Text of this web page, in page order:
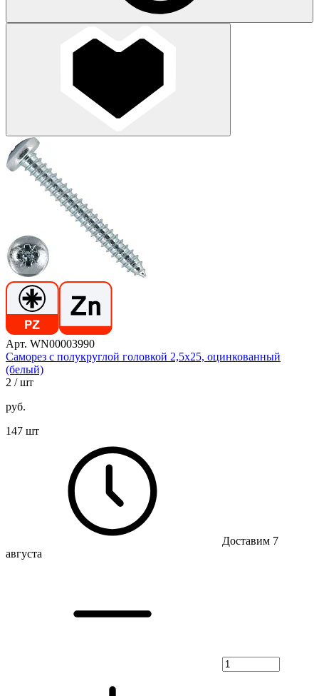
Арт. WN00003990
Саморез с полукруглой головкой 2,5х25, оцинкованный
(белый)
2 / шт
руб.
147 шт
Доставим 7
августа